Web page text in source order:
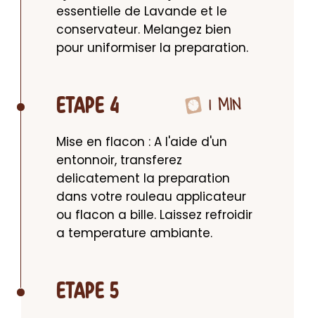
essentielle de Lavande et le
conservateur. Melangez bien
pour uniformiser la preparation.
ETAPE 4 1 MIN
Mise en flacon : A l'aide d'un
entonnoir, transferez
delicatement la preparation
dans votre rouleau applicateur
ou flacon a bille. Laissez refroidir
a temperature ambiante.
ETAPE 5